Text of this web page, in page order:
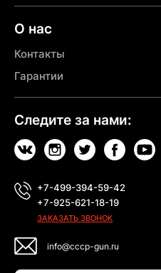
О нас
Контакты
Гарантии
Следите за нами:
+7-499-394-59-42
+7-925-621-18-19
ЗАКАЗАТЬ ЗВОНОК
info@cccp-gun.ru